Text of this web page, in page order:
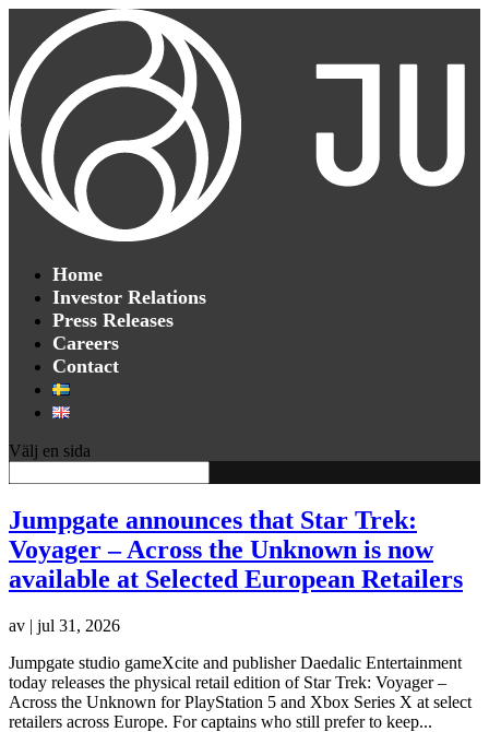
Home
Investor Relations
Press Releases
Careers
Contact
Välj en sida
Jumpgate announces that Star Trek:
Voyager – Across the Unknown is now
available at Selected European Retailers
av | jul 31, 2026
Jumpgate studio gameXcite and publisher Daedalic Entertainment
today releases the physical retail edition of Star Trek: Voyager –
Across the Unknown for PlayStation 5 and Xbox Series X at select
retailers across Europe. For captains who still prefer to keep...